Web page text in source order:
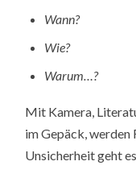
Wann?
Wie?
Warum…?
Mit Kamera,
im Gepäck,
Unsicherheit geht